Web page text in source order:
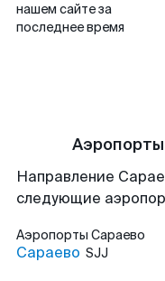
нашем сайте за
последнее время
Направление
следующие
Аэропорты Сараево
Сараево SJJ